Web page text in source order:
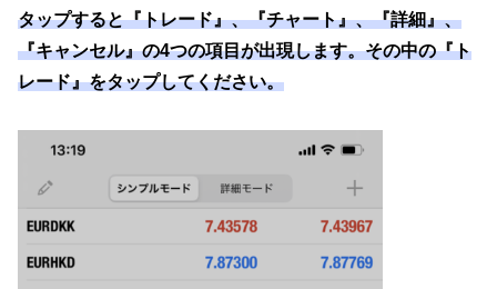
タップすると『トレード』、『チャート』、『詳細』、
『キャンセル』の4つの項目が出現します。その中の『ト
レード』をタップしてください。